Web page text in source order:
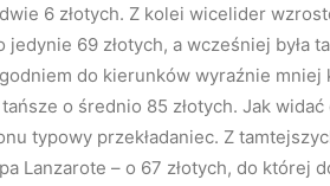
6 złotych. Z kolei wicelider
69 złotych, a wcześniej była
do kierunków wyraźnie mniej
o średnio 85 złotych. Jak
typowy przekładaniec. Z
Lanzarote – o 67 złotych, do której